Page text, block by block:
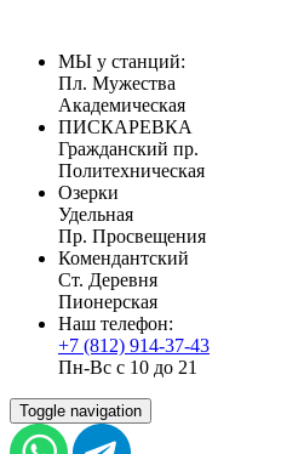
МЫ у станций:
Пл. Мужества
Академическая
ПИСКАРЕВКА
Гражданский пр.
Политехническая
Озерки
Удельная
Пр. Просвещения
Комендантский
Ст. Деревня
Пионерская
Наш телефон:
+7 (812) 914-37-43
Пн-Вс с 10 до 21
Toggle navigation